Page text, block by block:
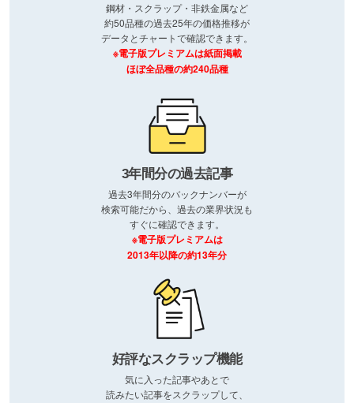
鋼材・スクラップ・非鉄金属など
約50品種の過去25年の価格推移が
データとチャートで確認できます。
※電子版プレミアムは紙面掲載
ほぼ全品種の約240品種
3年間分の過去記事
過去3年間分のバックナンバーが
検索可能だから、過去の業界状況も
すぐに確認できます。
※電子版プレミアムは
2013年以降の約13年分
好評なスクラップ機能
気に入った記事やあとで
読みたい記事をスクラップして、